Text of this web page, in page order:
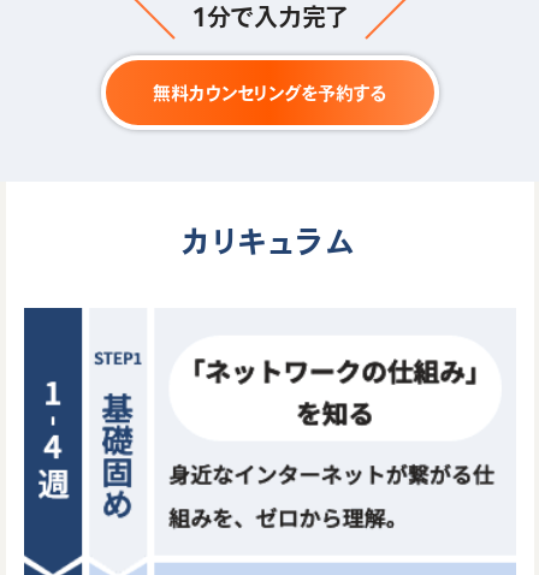
1分で入力完了
無料カウンセリングを予約する
カリキュラム